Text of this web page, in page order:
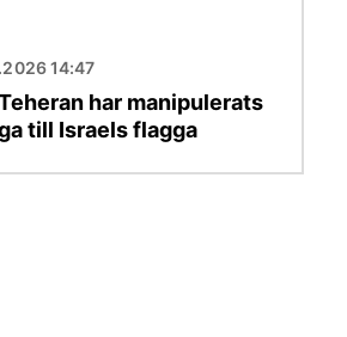
14:47
har manipulerats
till Israels flagga